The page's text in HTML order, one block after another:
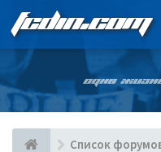
FCDIN.COM
ОДНА
Список